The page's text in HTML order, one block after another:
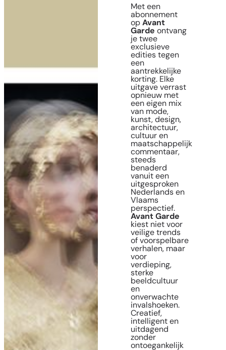
Met een
abonnement
opAvant
Garde ontvang
je twee
exclusieve
edities tegen
een
aantrekkelijke
korting. Elke
uitgave verrast
opnieuw met
een eigen mix
van mode,
kunst, design,
architectuur,
cultuur en
maatschappelijk
commentaar,
steeds
benaderd
vanuit een
uitgesproken
Nederlands en
Vlaams
perspectief.
Avant Garde
kiest niet voor
veilige trends
of voorspelbare
verhalen, maar
voor
verdieping,
sterke
beeldcultuur
en
onverwachte
invalshoeken.
Creatief,
intelligent en
uitdagend
zonder
ontoegankelijk